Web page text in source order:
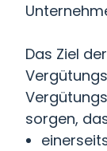
Das Ziel
sorgen,